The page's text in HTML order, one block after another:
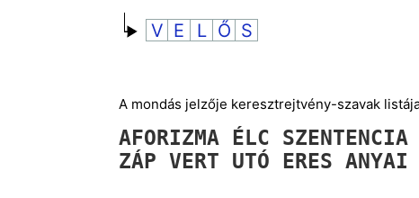
V E L Ő S
A mondás jelzője keresztrejtvény-szavak
AFORIZMA ÉLC SZENTENCIA
ZÁP VERT UTÓ ERES ANYAI